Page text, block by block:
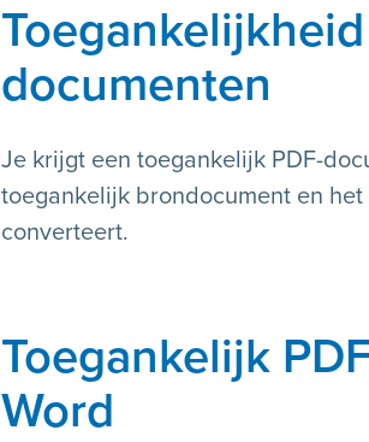
documenten
Je krijgt een toegankelijk PDF-
toegankelijk brondocument en
converteert.
Toegankelijk
Word